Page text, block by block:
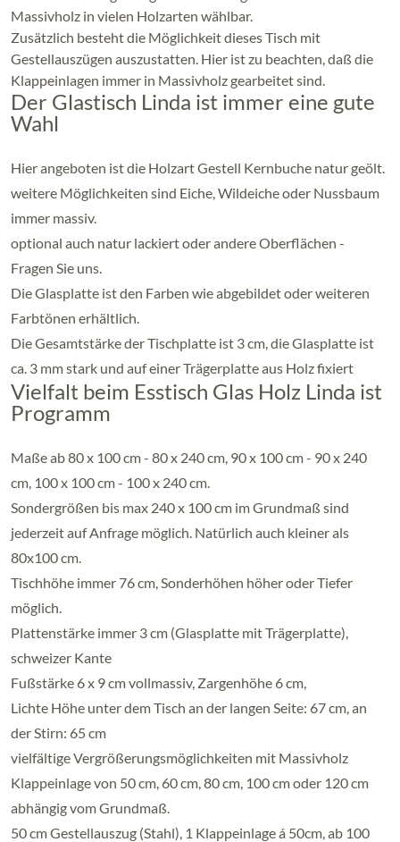
Massivholz in vielen Holzarten wählbar.
Zusätzlich besteht die Möglichkeit dieses Tisch mit
Gestellauszügen auszustatten. Hier ist zu beachten, daß die
Klappeinlagen immer in Massivholz gearbeitet sind.
Der Glastisch Linda ist immer eine gute
Wahl
Hier angeboten ist die Holzart Gestell Kernbuche natur geölt.
weitere Möglichkeiten sind Eiche, Wildeiche oder Nussbaum
immer massiv.
optional auch natur lackiert oder andere Oberflächen -
Fragen Sie uns.
Die Glasplatte ist den Farben wie abgebildet oder weiteren
Farbtönen erhältlich.
Die Gesamtstärke der Tischplatte ist 3 cm, die Glasplatte ist
ca. 3 mm stark und auf einer Trägerplatte aus Holz fixiert
Vielfalt beim Esstisch Glas Holz Linda ist
Programm
Maße ab 80 x 100 cm - 80 x 240 cm, 90 x 100 cm - 90 x 240
cm, 100 x 100 cm - 100 x 240 cm.
Sondergrößen bis max 240 x 100 cm im Grundmaß sind
jederzeit auf Anfrage möglich. Natürlich auch kleiner als
80x100 cm.
Tischhöhe immer 76 cm, Sonderhöhen höher oder Tiefer
möglich.
Plattenstärke immer 3 cm (Glasplatte mit Trägerplatte),
schweizer Kante
Fußstärke 6 x 9 cm vollmassiv, Zargenhöhe 6 cm,
Lichte Höhe unter dem Tisch an der langen Seite: 67 cm, an
der Stirn: 65 cm
vielfältige Vergrößerungsmöglichkeiten mit Massivholz
Klappeinlage von 50 cm, 60 cm, 80 cm, 100 cm oder 120 cm
abhängig vom Grundmaß.
50 cm Gestellauszug (Stahl), 1 Klappeinlage á 50cm, ab 100